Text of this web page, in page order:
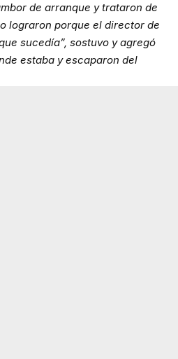
de arranque y trataron de
lograron porque el director de
sucedía”, sostuvo y agregó
estaba y escaparon del